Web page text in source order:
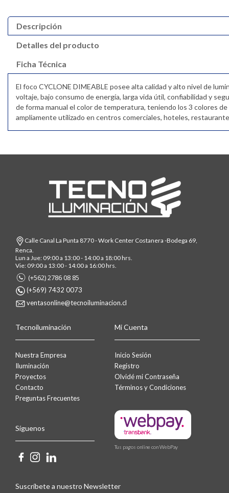
Descripción
Detalles del producto
Ficha Técnica
El foco CYCLONE DIMEABLE posee alta calidad y alto nivel de
voltaje, bajo consumo de energía, larga vida útil, confiabilidad y
de forma manual el color de temperatura, teniendo los 3 colores
ampliamente utilizado en centros comerciales, hoteles,
Calle Canal La Punta 8770 - Work Center Costanera -Bodega 69,
Renca.
Lun a Jue: 09:00 a 13:00 - 14:00 a 18:00 hrs.
Vie: 09:00 a 13:00 - 14:00 a 16:00 hrs.
(+562) 2786 08 85
(+569) 7432 0073
ventasonline@tecnoiluminacion.cl
Tecnoiluminación
Nuestra Empresa
Iluminación
Proyectos
Contacto
Preguntas Frecuentes
Síguenos
Mi Cuenta
Inicio Sesión
Registro
Olvidé mi Contraseña
Términos y Condiciones
Tus pagos online con WebPay
Suscríbete a nuestro Newsletter